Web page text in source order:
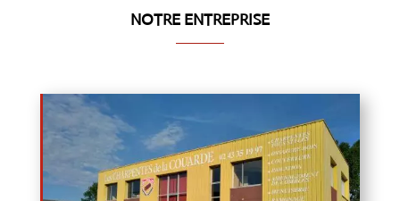
NOTRE ENTREPRISE